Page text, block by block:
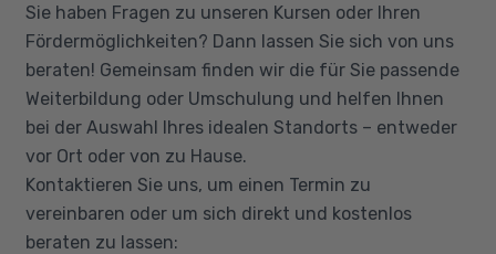
Korrespondenz organisieren, Kommunikation
im Büro organisieren
Assistenz- und Sekretariatsaufgaben
Zeit- und Terminmanagement
Protokollführung und Dokumentation
Prozesse und Projekte verstehen und
dokumentieren
Projekte planen, durchführen und
Grundkenntnisse in MS-Word (mindestens auf
dem Niveau der Kurses MS Word
Textverarbeitung - Grundlagen) sowie
Grundkenntnisse im Umgang mit Internet und
E-Mail.
Sie haben Fragen zu unseren Kursen oder Ihren
Fördermöglichkeiten? Dann lassen Sie sich von uns
beraten! Gemeinsam finden wir die für Sie passende
Weiterbildung oder Umschulung und helfen Ihnen
bei der Auswahl Ihres idealen Standorts – entweder
vor Ort oder von zu Hause.
Kontaktieren Sie uns, um einen Termin zu
vereinbaren oder um sich direkt und kostenlos
beraten zu lassen: